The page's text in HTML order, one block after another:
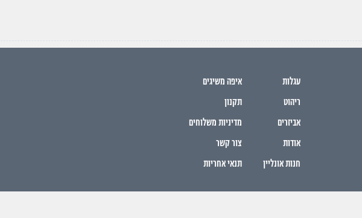
עגלות
ריהוט
אביזרים
אודות
חנות אונליין
איפה משיגים
תקנון
מדיניות משלוחים
צור קשר
תנאי אחריות